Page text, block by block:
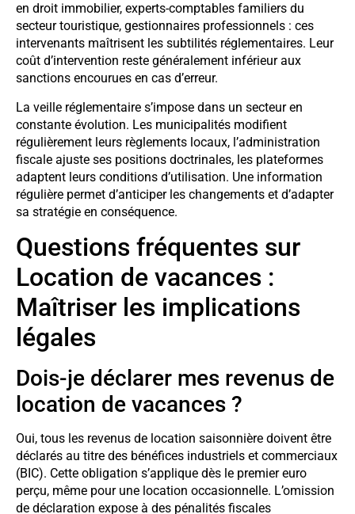
en droit immobilier, experts-comptables familiers du
secteur touristique, gestionnaires professionnels : ces
intervenants maîtrisent les subtilités réglementaires. Leur
coût d’intervention reste généralement inférieur aux
sanctions encourues en cas d’erreur.
La veille réglementaire s’impose dans un secteur en
constante évolution. Les municipalités modifient
régulièrement leurs règlements locaux, l’administration
fiscale ajuste ses positions doctrinales, les plateformes
adaptent leurs conditions d’utilisation. Une information
régulière permet d’anticiper les changements et d’adapter
sa stratégie en conséquence.
Questions fréquentes sur
Location de vacances :
Maîtriser les implications
légales
Dois-je déclarer mes revenus de
location de vacances ?
Oui, tous les revenus de location saisonnière doivent être
déclarés au titre des bénéfices industriels et commerciaux
(BIC). Cette obligation s’applique dès le premier euro
perçu, même pour une location occasionnelle. L’omission
de déclaration expose à des pénalités fiscales